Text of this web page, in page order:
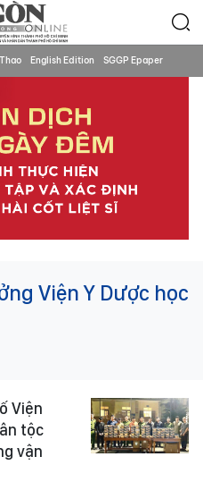
English Edition SGGP Epaper
Viện Y Dược học
Viện
tộc
vận